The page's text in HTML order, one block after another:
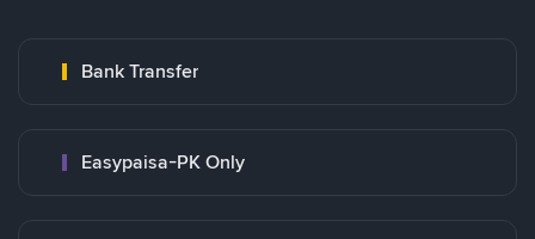
Bank Transfer
Easypaisa-PK Only